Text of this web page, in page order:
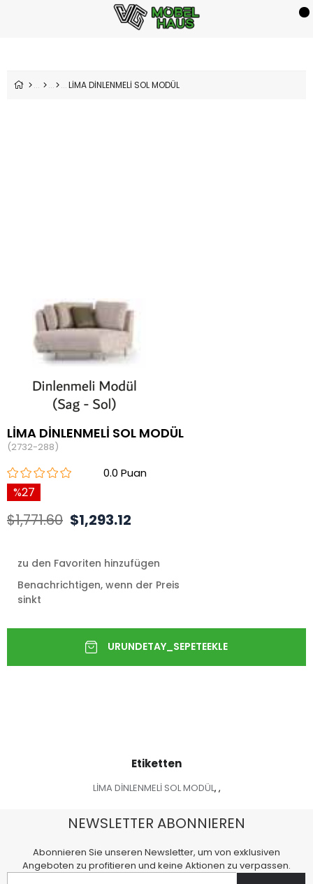
LİMA DİNLENMELİ SOL MODÜL
LİMA DİNLENMELİ SOL MODÜL
(2732-288)
0.0
27
$1,771.60 $1,293.12
zu den Favoriten hinzufügen
Benachrichtigen, wenn der Preis
sinkt
Etiketten
LİMA DİNLENMELİ SOL MODÜL, ,
NEWSLETTER ABONNIEREN
Abonnieren Sie unseren Newsletter, um von exklusiven
Angeboten zu profitieren und keine Aktionen zu verpassen.